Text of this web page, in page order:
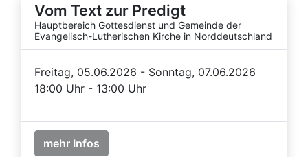
Vom Text zur Predigt
Hauptbereich Gottesdienst und Gemeinde der
Evangelisch-Lutherischen Kirche in Norddeutschland
Freitag, 05.06.2026 - Sonntag, 07.06.2026
18:00 Uhr - 13:00 Uhr
mehr Infos